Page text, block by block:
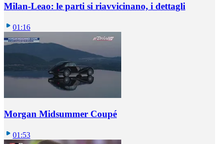
Milan-Leao: le parti si riavvicinano, i dettagli
01:16
Morgan Midsummer Coupé
01:53